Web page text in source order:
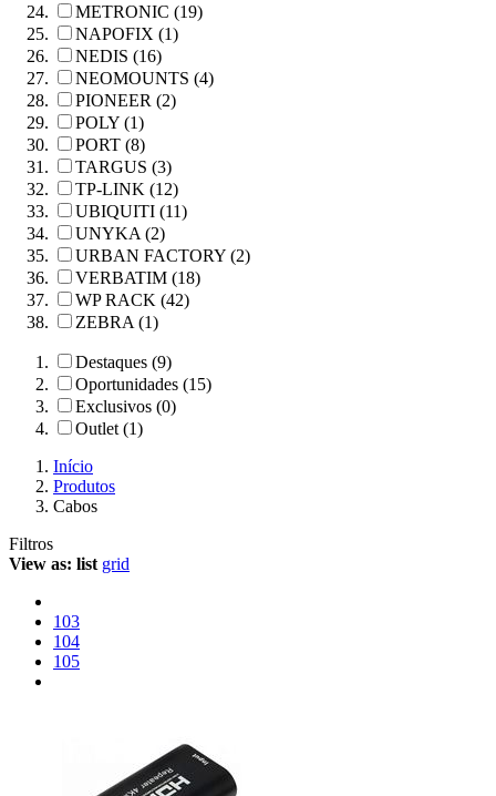
METRONIC (19)
NAPOFIX (1)
NEDIS (16)
NEOMOUNTS (4)
PIONEER (2)
POLY (1)
PORT (8)
TARGUS (3)
TP-LINK (12)
UBIQUITI (11)
UNYKA (2)
URBAN FACTORY (2)
VERBATIM (18)
WP RACK (42)
ZEBRA (1)
Destaques (9)
Oportunidades (15)
Exclusivos (0)
Outlet (1)
Início
Produtos
Cabos
Filtros
View as: list grid
103
104
105